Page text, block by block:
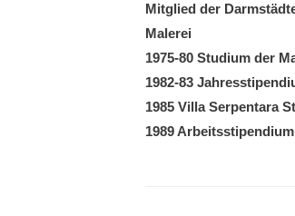
Mitglied der
Malerei
1975-80 Studium der
1982-83
1985 Villa Serpentara
1989